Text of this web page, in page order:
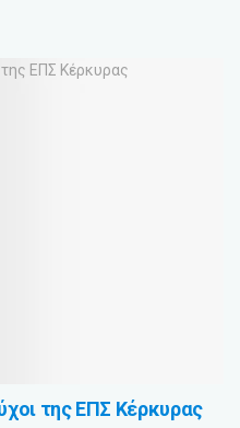
της ΕΠΣ Κέρκυρας